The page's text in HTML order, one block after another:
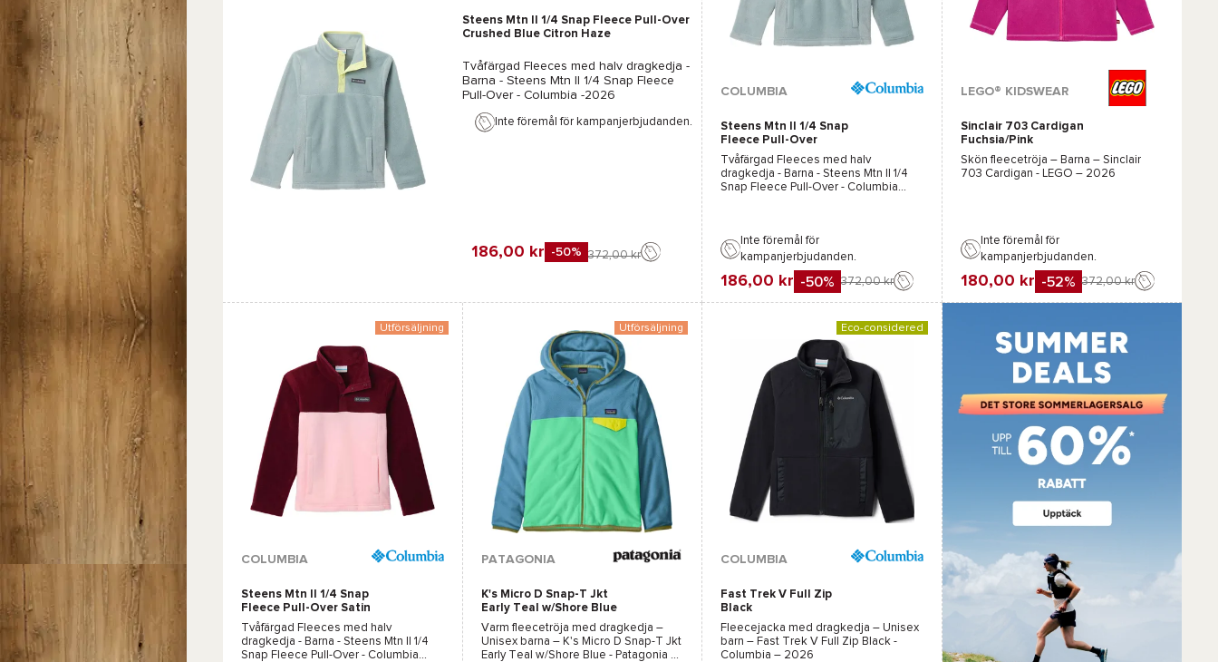
Steens Mtn II 1/4 Snap Fleece Pull-Over
Crushed Blue Citron Haze
Tvåfärgad Fleeces med halv dragkedja -
Barna - Steens Mtn II 1/4 Snap Fleece
Pull-Over - Columbia -2026
Inte föremål för kampanjerbjudanden.
186,00 kr -50% 372,00 kr
Rosa
COLUMBIA
Steens Mtn II 1/4 Snap
Fleece Pull-Over
Crushed Blue Citron
Haze
Tvåfärgad Fleeces med halv
dragkedja - Barna - Steens Mtn II 1/4
Snap Fleece Pull-Over - Columbia
Inte föremål för
kampanjerbjudanden.
186,00 kr -50% 372,00 kr
Marinblå Rosa
LEGO® KIDSWEAR
Sinclair 703 Cardigan
Fuchsia/Pink
Skön fleecetröja – Barna – Sinclair
703 Cardigan - LEGO – 2026
Inte föremål för
kampanjerbjudanden.
180,00 kr -52% 372,00 kr
Utförsäljning
Blå
COLUMBIA
Steens Mtn II 1/4 Snap
Fleece Pull-Over Satin
Pink Rich Wine
Tvåfärgad Fleeces med halv
dragkedja - Barna - Steens Mtn II 1/4
Snap Fleece Pull-Over - Columbia
Utförsäljning
Blå
PATAGONIA
K's Micro D Snap-T Jkt
Early Teal w/Shore Blue
Varm fleecetröja med dragkedja –
Unisex barna – K's Micro D Snap-T Jkt
Early Teal w/Shore Blue - Patagonia
Eco-considered
Marinblå
COLUMBIA
Fast Trek V Full Zip
Black
Fleecejacka med dragkedja – Unisex
barn – Fast Trek V Full Zip Black -
Columbia – 2026